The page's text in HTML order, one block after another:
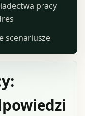
pracy
scenariusze